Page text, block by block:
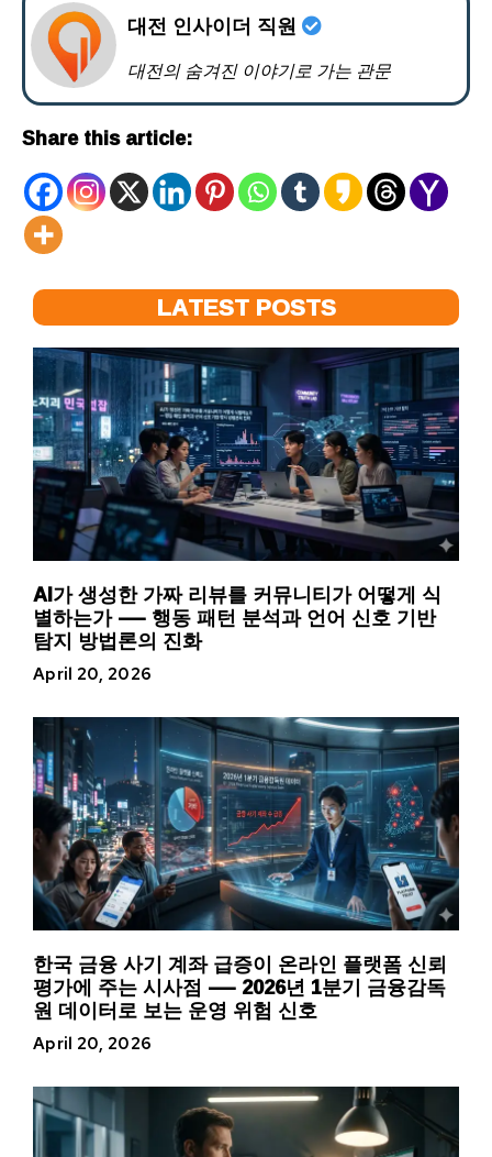
대전 인사이더 직원
대전의 숨겨진 이야기로 가는 관문
Share this article:
LATEST POSTS
AI가 생성한 가짜 리뷰를 커뮤니티가 어떻게 식
별하는가 — 행동 패턴 분석과 언어 신호 기반
탐지 방법론의 진화
April 20, 2026
한국 금융 사기 계좌 급증이 온라인 플랫폼 신뢰
평가에 주는 시사점 — 2026년 1분기 금융감독
원 데이터로 보는 운영 위험 신호
April 20, 2026